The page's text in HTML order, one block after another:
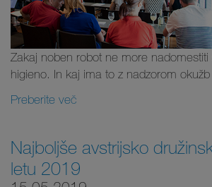
Zakaj noben robot ne more nadomestiti
higieno. In kaj ima to z nadzorom okužb
Preberite več
Najboljše avstrijsko
letu 2019